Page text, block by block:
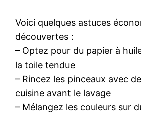
Voici quelques astuces
découvertes :
– Optez pour du papier à
la toile tendue
– Rincez les pinceaux avec
cuisine avant le lavage
– Mélangez les couleurs sur